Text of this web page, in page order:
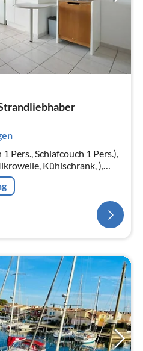
Pers., Schlafcouch 1 Pers.),
Kühlschrank, ),